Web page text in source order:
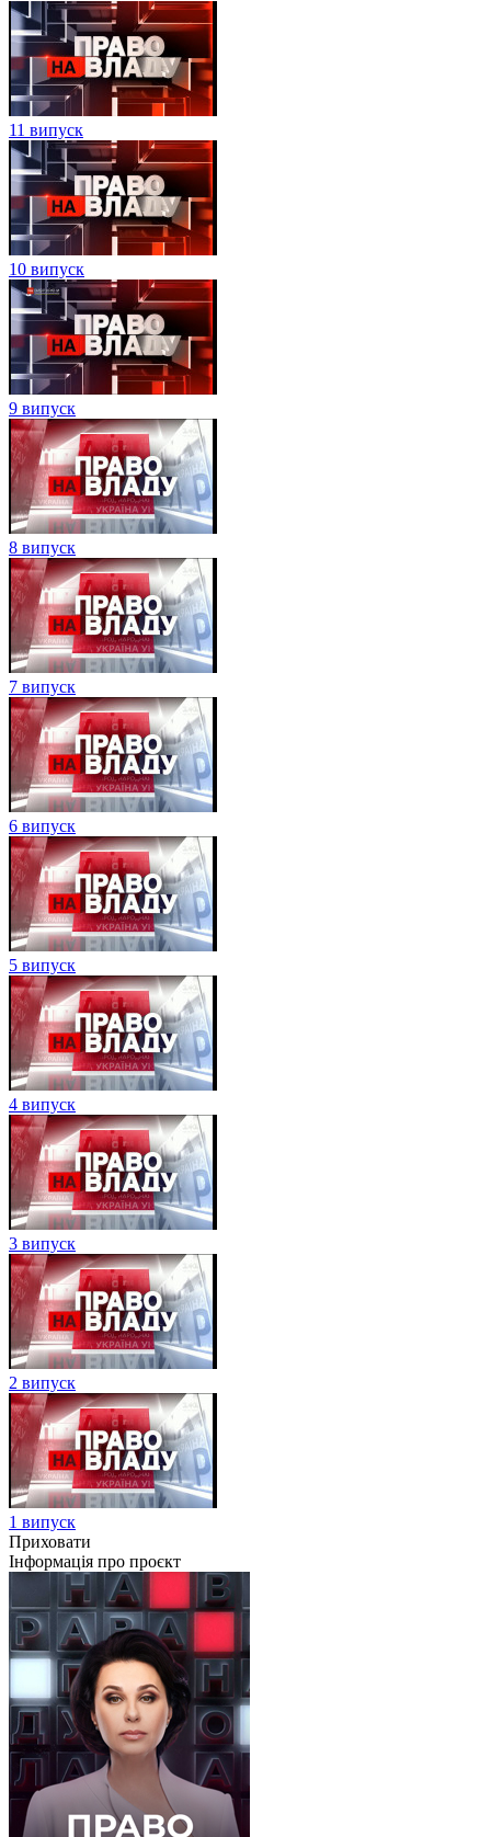
11 випуск
10 випуск
9 випуск
8 випуск
7 випуск
6 випуск
5 випуск
4 випуск
3 випуск
2 випуск
1 випуск
Приховати
Інформація про проєкт